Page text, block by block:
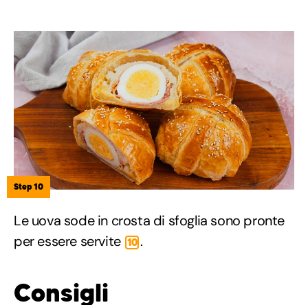
Step 10
Le uova sode in crosta di sfoglia sono pronte
per essere servite 10 .
Consigli